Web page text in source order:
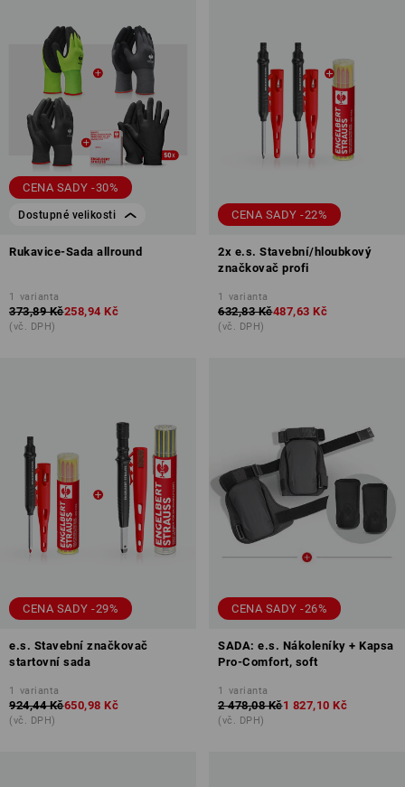
CENA SADY -30%
Dostupné velikosti
Rukavice-Sada allround
1 varianta
373,89 Kč258,94 Kč
(vč. DPH)
CENA SADY -22%
2x e.s. Stavební/hloubkový
značkovač profi
1 varianta
632,83 Kč487,63 Kč
(vč. DPH)
CENA SADY -29%
e.s. Stavební značkovač
startovní sada
1 varianta
924,44 Kč650,98 Kč
(vč. DPH)
CENA SADY -26%
SADA: e.s. Nákoleníky + Kapsa
Pro-Comfort, soft
1 varianta
2 478,08 Kč1 827,10 Kč
(vč. DPH)